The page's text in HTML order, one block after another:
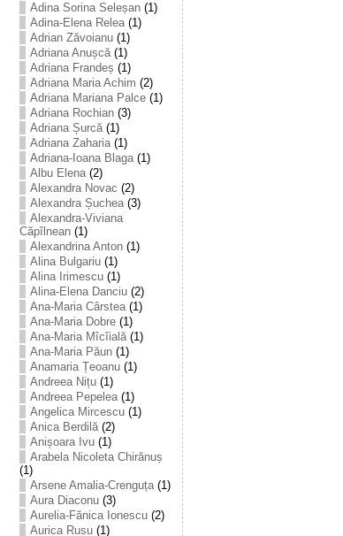
Adina Sorina Seleșan(1)
Adina-Elena Relea(1)
Adrian Zăvoianu(1)
Adriana Anușcă(1)
Adriana Frandeș (1)
Adriana Maria Achim (2)
Adriana Mariana Palce(1)
Adriana Rochian(3)
Adriana Șurcă(1)
Adriana Zaharia(1)
Adriana-Ioana Blaga(1)
Albu Elena(2)
Alexandra Novac (2)
Alexandra Șuchea(3)
Alexandra-Viviana
Căpîlnean(1)
Alexandrina Anton(1)
Alina Bulgariu(1)
Alina Irimescu(1)
Alina-Elena Danciu(2)
Ana-Maria Cârstea(1)
Ana-Maria Dobre(1)
Ana-Maria Mîcîială(1)
Ana-Maria Păun(1)
Anamaria Țeoanu(1)
Andreea Nițu(1)
Andreea Pepelea(1)
Angelica Mircescu(1)
Anica Berdilă(2)
Anișoara Ivu(1)
Arabela Nicoleta Chirănuș
(1)
Arsene Amalia-Crenguța(1)
Aura Diaconu(3)
Aurelia-Fănica Ionescu(2)
Aurica Rusu(1)